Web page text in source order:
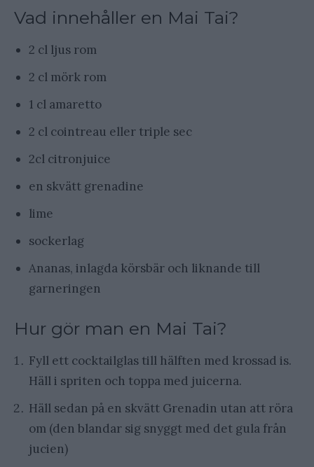
Vad innehåller en Mai Tai?
2 cl ljus rom
2 cl mörk rom
1 cl amaretto
2 cl cointreau eller triple sec
2cl citronjuice
en skvätt grenadine
lime
sockerlag
Ananas, inlagda körsbär och liknande till
garneringen
Hur gör man en Mai Tai?
Fyll ett cocktailglas till hälften med krossad is.
Häll i spriten och toppa med juicerna.
Häll sedan på en skvätt Grenadin utan att röra
om (den blandar sig snyggt med det gula från
jucien)